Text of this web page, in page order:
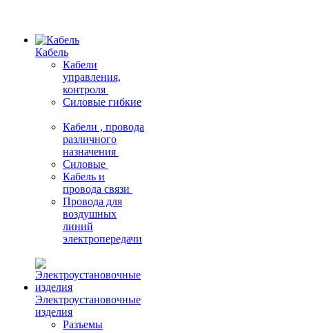
Кабель
Кабели
управления,
контроля
Силовые гибкие
Кабели , провода
различного
назначения
Силовые
Кабель и
провода связи
Провода для
воздушных
линий
электропередачи
Электроустановочные
изделия
Разъемы